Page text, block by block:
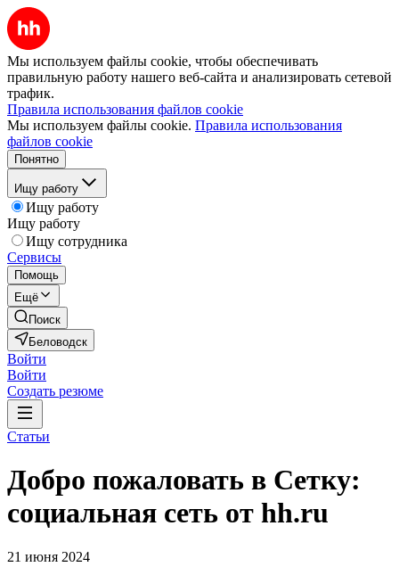
Мы используем файлы cookie, чтобы обеспечивать
правильную работу нашего веб-сайта и анализировать сетевой
трафик.
Правила использования файлов cookie
Мы используем файлы cookie. Правила использования
файлов cookie
Понятно
Ищу работу
Ищу работу
Ищу работу
Ищу сотрудника
Сервисы
Помощь
Ещё
Поиск
Беловодск
Войти
Войти
Создать резюме
Статьи
Добро пожаловать в Сетку:
социальная сеть от hh.ru
21 июня 2024